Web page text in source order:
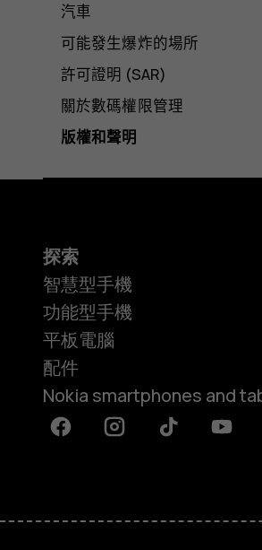
汽車
可能發生爆炸的場所
許可證明 (SAR)
關於數碼權限管理
版權和聲明
探索
智慧型手機
功能型手機
平板電腦
配件
Nokia smartphones and
FacebookInstagramTiktok